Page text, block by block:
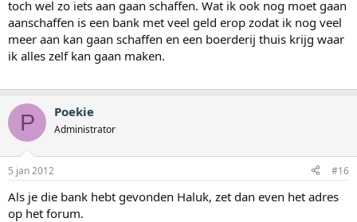
toch wel zo iets aan gaan schaffen. Wat ik ook nog moet gaan
aanschaffen is een bank met veel geld erop zodat ik nog veel
meer aan kan gaan schaffen en een boerderij thuis krijg waar
ik alles zelf kan gaan maken.
P Poekie
Administrator
5 jan 2012 #16
Als je die bank hebt gevonden Haluk, zet dan even het adres
op het forum.